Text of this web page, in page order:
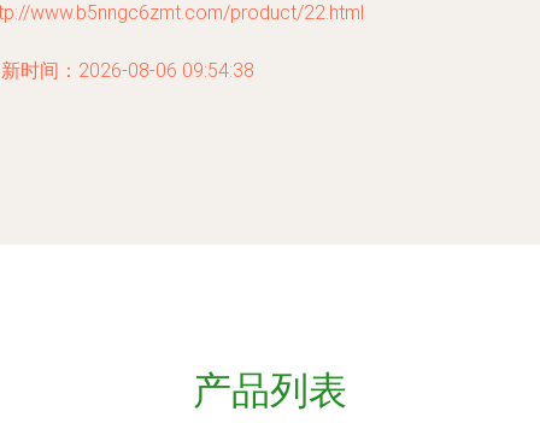
www.b5nngc6zmt.com/product/22.html
时间：2026-08-06 09:54:38
产品列表